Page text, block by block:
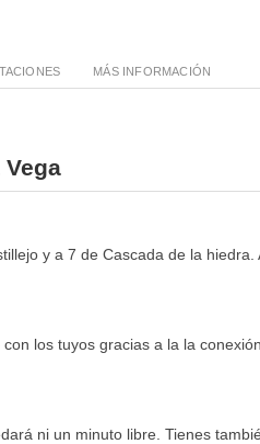
MÁS INFORMACIÓN
y a 7 de Cascada de la
los tuyos gracias a la la
ni un minuto libre. Tienes